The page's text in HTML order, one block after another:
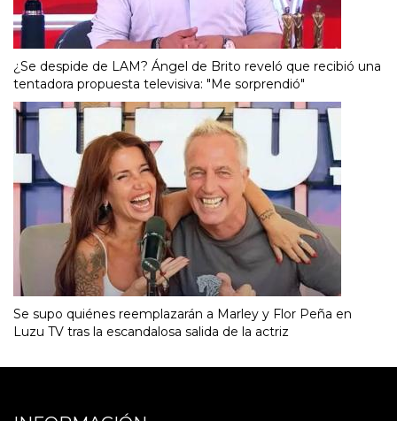
¿Se despide de LAM? Ángel de Brito reveló que recibió una
tentadora propuesta televisiva: "Me sorprendió"
Se supo quiénes reemplazarán a Marley y Flor Peña en
Luzu TV tras la escandalosa salida de la actriz